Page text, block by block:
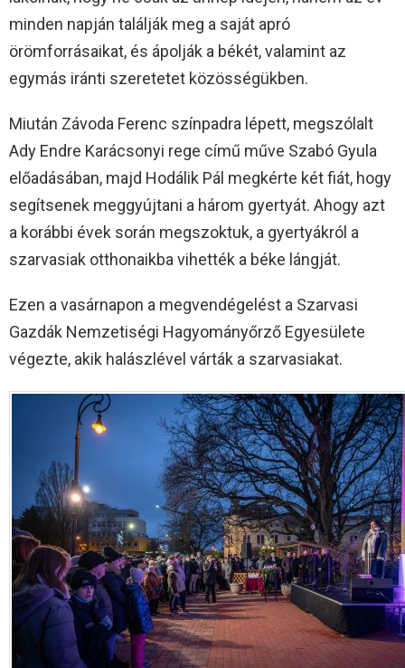
minden napján találják meg a saját apró
örömforrásaikat, és ápolják a békét, valamint az
egymás iránti szeretetet közösségükben.
Miután Závoda Ferenc színpadra lépett, megszólalt
Ady Endre Karácsonyi rege című műve Szabó Gyula
előadásában, majd Hodálik Pál megkérte két fiát, hogy
segítsenek meggyújtani a három gyertyát. Ahogy azt
a korábbi évek során megszoktuk, a gyertyákról a
szarvasiak otthonaikba vihették a béke lángját.
Ezen a vasárnapon a megvendégelést a Szarvasi
Gazdák Nemzetiségi Hagyományőrző Egyesülete
végezte, akik halászlével várták a szarvasiakat.